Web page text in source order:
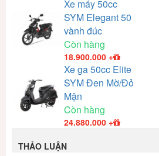
Xe máy 50cc
SYM Elegant 50
vành đúc
Còn hàng
18.900.000 +
Xe ga 50cc Elite
SYM Đen Mờ/Đỏ
Mận
Còn hàng
24.880.000 +
THẢO LUẬN